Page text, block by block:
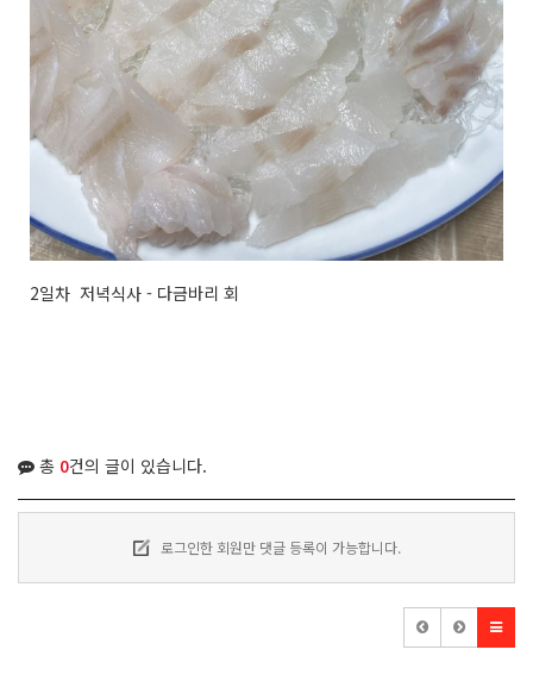
2일차 저녁식사 - 다금바리 회
총 0건의 글이 있습니다.
로그인한 회원만 댓글 등록이 가능합니다.